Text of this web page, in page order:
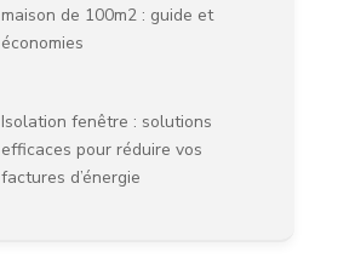
maison de 100m2 : guide et
économies
Isolation fenêtre : solutions
efficaces pour réduire vos
factures d’énergie